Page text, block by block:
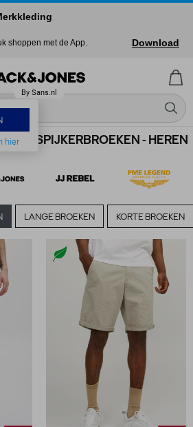
hier SPIJKERBROEKEN - HEREN
LANGE BROEKEN KORTE BROEKEN
shoppen met de App.
Download